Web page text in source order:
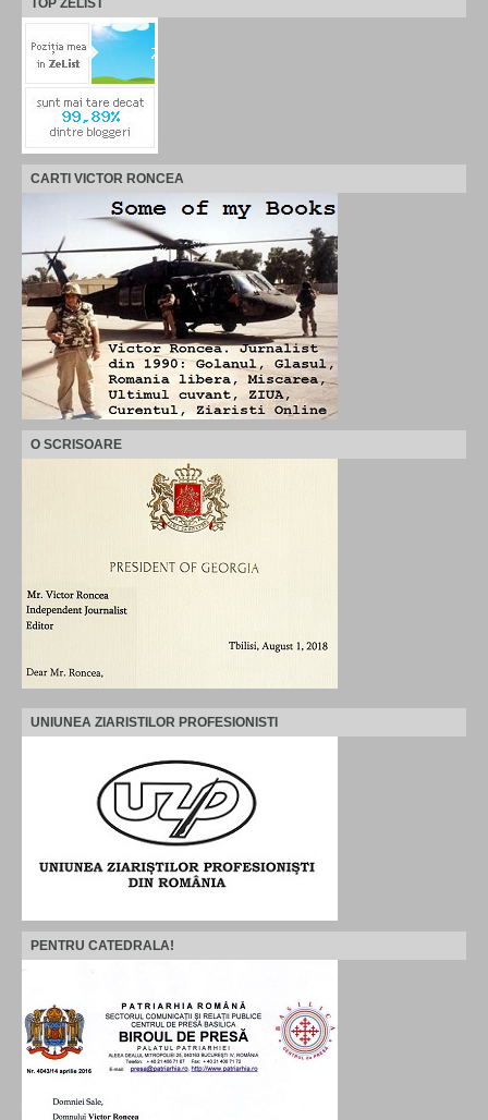
TOP ZELIST
CARTI VICTOR RONCEA
O SCRISOARE
UNIUNEA ZIARISTILOR PROFESIONISTI
PENTRU CATEDRALA!